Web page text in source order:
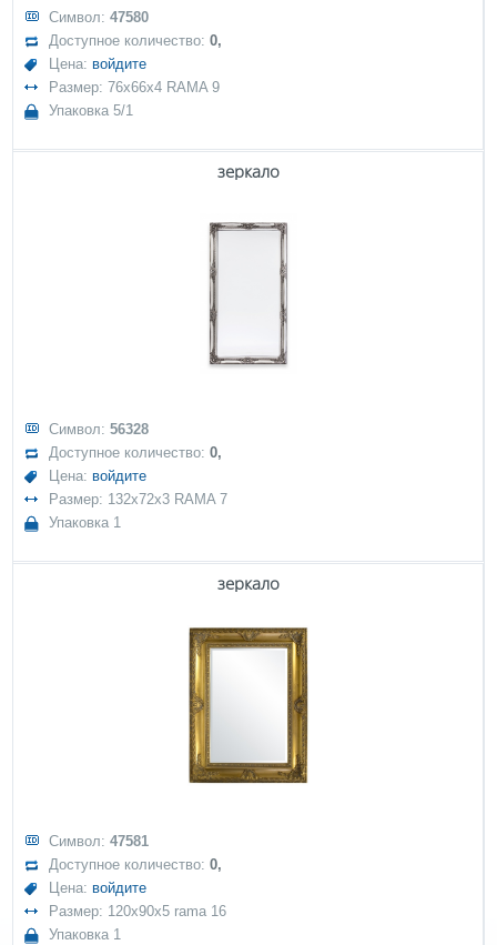
Символ:47580
Доступное количество:0,
Цена: войдите
Размер: 76x66x4 RAMA 9
Упаковка 5/1
зеркало
Символ:56328
Доступное количество:0,
Цена: войдите
Размер: 132x72x3 RAMA 7
Упаковка 1
зеркало
Символ:47581
Доступное количество:0,
Цена: войдите
Размер: 120x90x5 rama 16
Упаковка 1